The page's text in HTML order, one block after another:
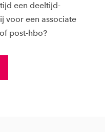
een deeltijd-
voor een associate
post-hbo?